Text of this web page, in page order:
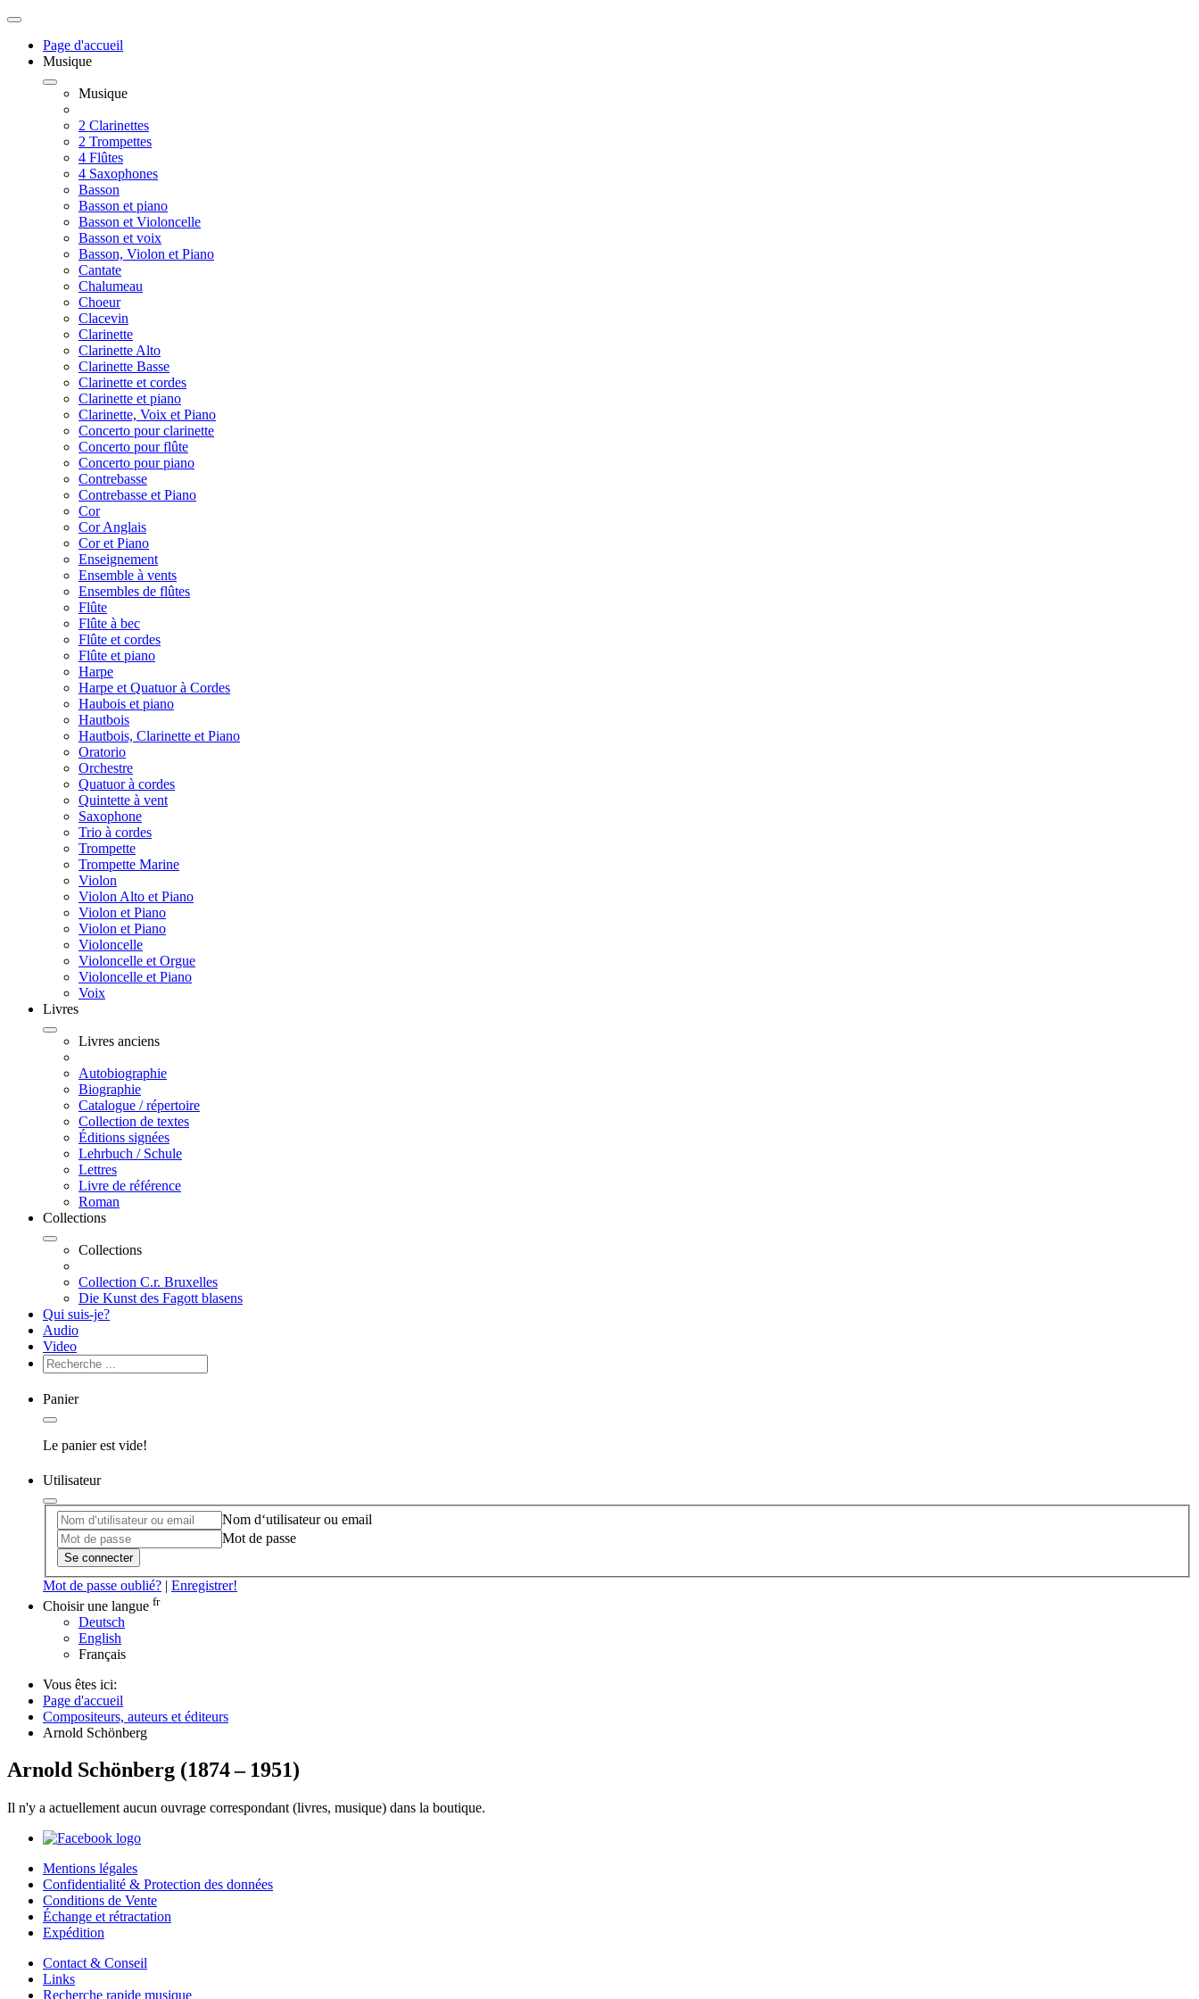
Page d'accueil
Musique
Musique
2 Clarinettes
2 Trompettes
4 Flûtes
4 Saxophones
Basson
Basson et piano
Basson et Violoncelle
Basson et voix
Basson, Violon et Piano
Cantate
Chalumeau
Choeur
Clacevin
Clarinette
Clarinette Alto
Clarinette Basse
Clarinette et cordes
Clarinette et piano
Clarinette, Voix et Piano
Concerto pour clarinette
Concerto pour flûte
Concerto pour piano
Contrebasse
Contrebasse et Piano
Cor
Cor Anglais
Cor et Piano
Enseignement
Ensemble à vents
Ensembles de flûtes
Flûte
Flûte à bec
Flûte et cordes
Flûte et piano
Harpe
Harpe et Quatuor à Cordes
Haubois et piano
Hautbois
Hautbois, Clarinette et Piano
Oratorio
Orchestre
Quatuor à cordes
Quintette à vent
Saxophone
Trio à cordes
Trompette
Trompette Marine
Violon
Violon Alto et Piano
Violon et Piano
Violon et Piano
Violoncelle
Violoncelle et Orgue
Violoncelle et Piano
Voix
Livres
Livres anciens
Autobiographie
Biographie
Catalogue / répertoire
Collection de textes
Éditions signées
Lehrbuch / Schule
Lettres
Livre de référence
Roman
Collections
Collections
Collection C.r. Bruxelles
Die Kunst des Fagott blasens
Qui suis-je?
Audio
Video
Panier
Le panier est vide!
Utilisateur
Nom d‘utilisateur ou email
Mot de passe
Se connecter
Mot de passe oublié? | Enregistrer!
Choisir une langue fr
Deutsch
English
Français
Vous êtes ici:
Page d'accueil
Compositeurs, auteurs et éditeurs
Arnold Schönberg
Arnold Schönberg (1874– 1951)
Il n'y a actuellement aucun ouvrage correspondant (livres, musique) dans la boutique.
Mentions légales
Confidentialité & Protection des données
Conditions de Vente
Échange et rétractation
Expédition
Contact & Conseil
Links
Recherche rapide musique